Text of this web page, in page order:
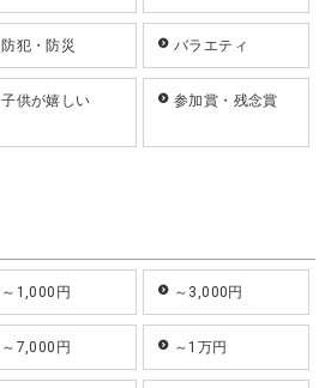
防犯・防災 バラエティ
子供が嬉しい 参加賞・残念賞
～1,000円 ～3,000円
～7,000円 ～1万円